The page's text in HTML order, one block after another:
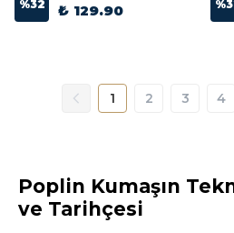
%32 ₺ 129.90 %
1 2 3 4
Poplin Kumaşın
ve Tarihçesi